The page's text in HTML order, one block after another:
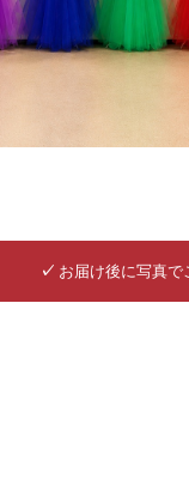
✓ お届け後に写真で